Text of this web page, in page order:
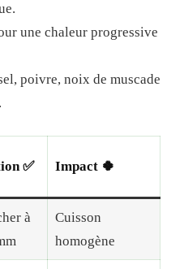
une chaleur progressive
poivre, noix de muscade
✅ Impact 🍀
à
Cuisson
homogène